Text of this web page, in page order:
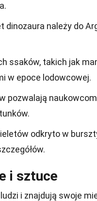
dinozaura należy do
ssaków, takich jak
w epoce lodowcowej.
pozwalają
odkryto w
i sztuce
i znajdują swoje